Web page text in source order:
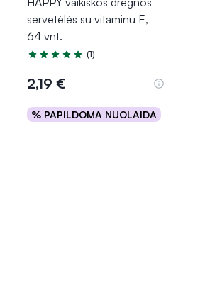
servetėlės su vitaminu E,
64 vnt.
Įvertinimas 5.0 iš 5
(1)
2,19 €
% PAPILDOMA NUOLAIDA
Į krepšelį